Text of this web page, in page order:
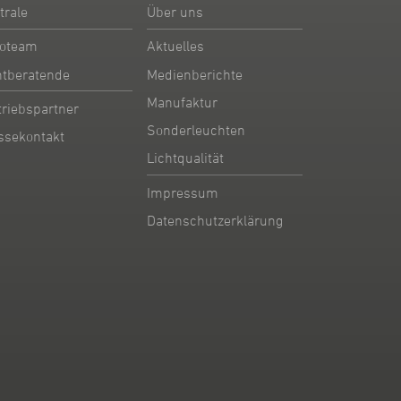
Über uns
Aktuelles
Medienberichte
Manufaktur
Sonderleuchten
Lichtqualität
Impressum
Datenschutzerklärung